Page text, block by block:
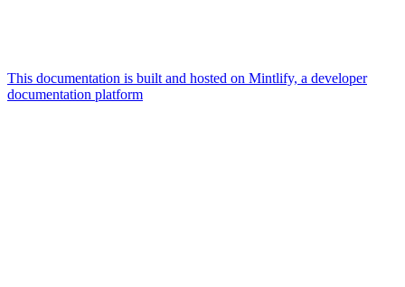
This documentation is built and hosted on Mintlify, a developer
documentation platform